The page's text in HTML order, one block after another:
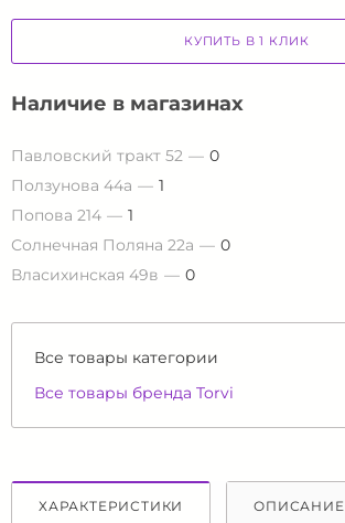
КУПИТЬ В 1 КЛИК
Наличие в магазинах
Павловский тракт 52
0
Ползунова 44а
1
Попова 214
1
Солнечная Поляна 22а
0
Власихинская 49в
0
Все товары категории
Все товары бренда Torvi
ХАРАКТЕРИСТИКИ ОПИСАНИЕ